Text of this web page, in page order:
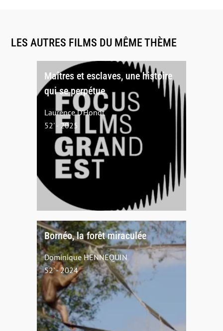
LES AUTRES FILMS DU MÊME THÈME
Maîtres et esclaves, une histoire
qui se perpétue
Laurence D'Hondt
52' - 2025
Bornéo, la forêt miraculée
Dominique HENNEQUIN
52' - 2024